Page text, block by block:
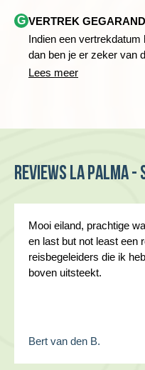
Vandaag bewandelen we
schitterende GR130, de
afstandswandeling die de
indrukwekkende Barranco
uitzichtpunt met
Indien je een ander
kun je geen gebruik maken
luchthaven.
mannen, vrouwen of
De groepen bestaan uit
De gemiddelde
G VERTREK
Indien een vertrekdatum
dan ben je er zeker van
Lees meer
Reviews La Palma -
Mooi eiland, prachtige
en last but not least een
reisbegeleiders die ik
boven uitsteekt.
Bert van den B.